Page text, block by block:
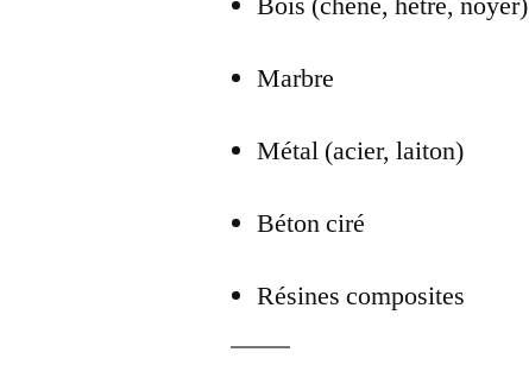
Marbre
Métal (acier, laiton)
Béton ciré
Résines composites